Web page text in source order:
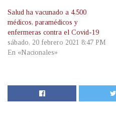
Salud ha vacunado a 4,500
médicos, paramédicos y
enfermeras contra el Covid-19
sábado, 20 febrero 2021 8:47 PM
En «Nacionales»